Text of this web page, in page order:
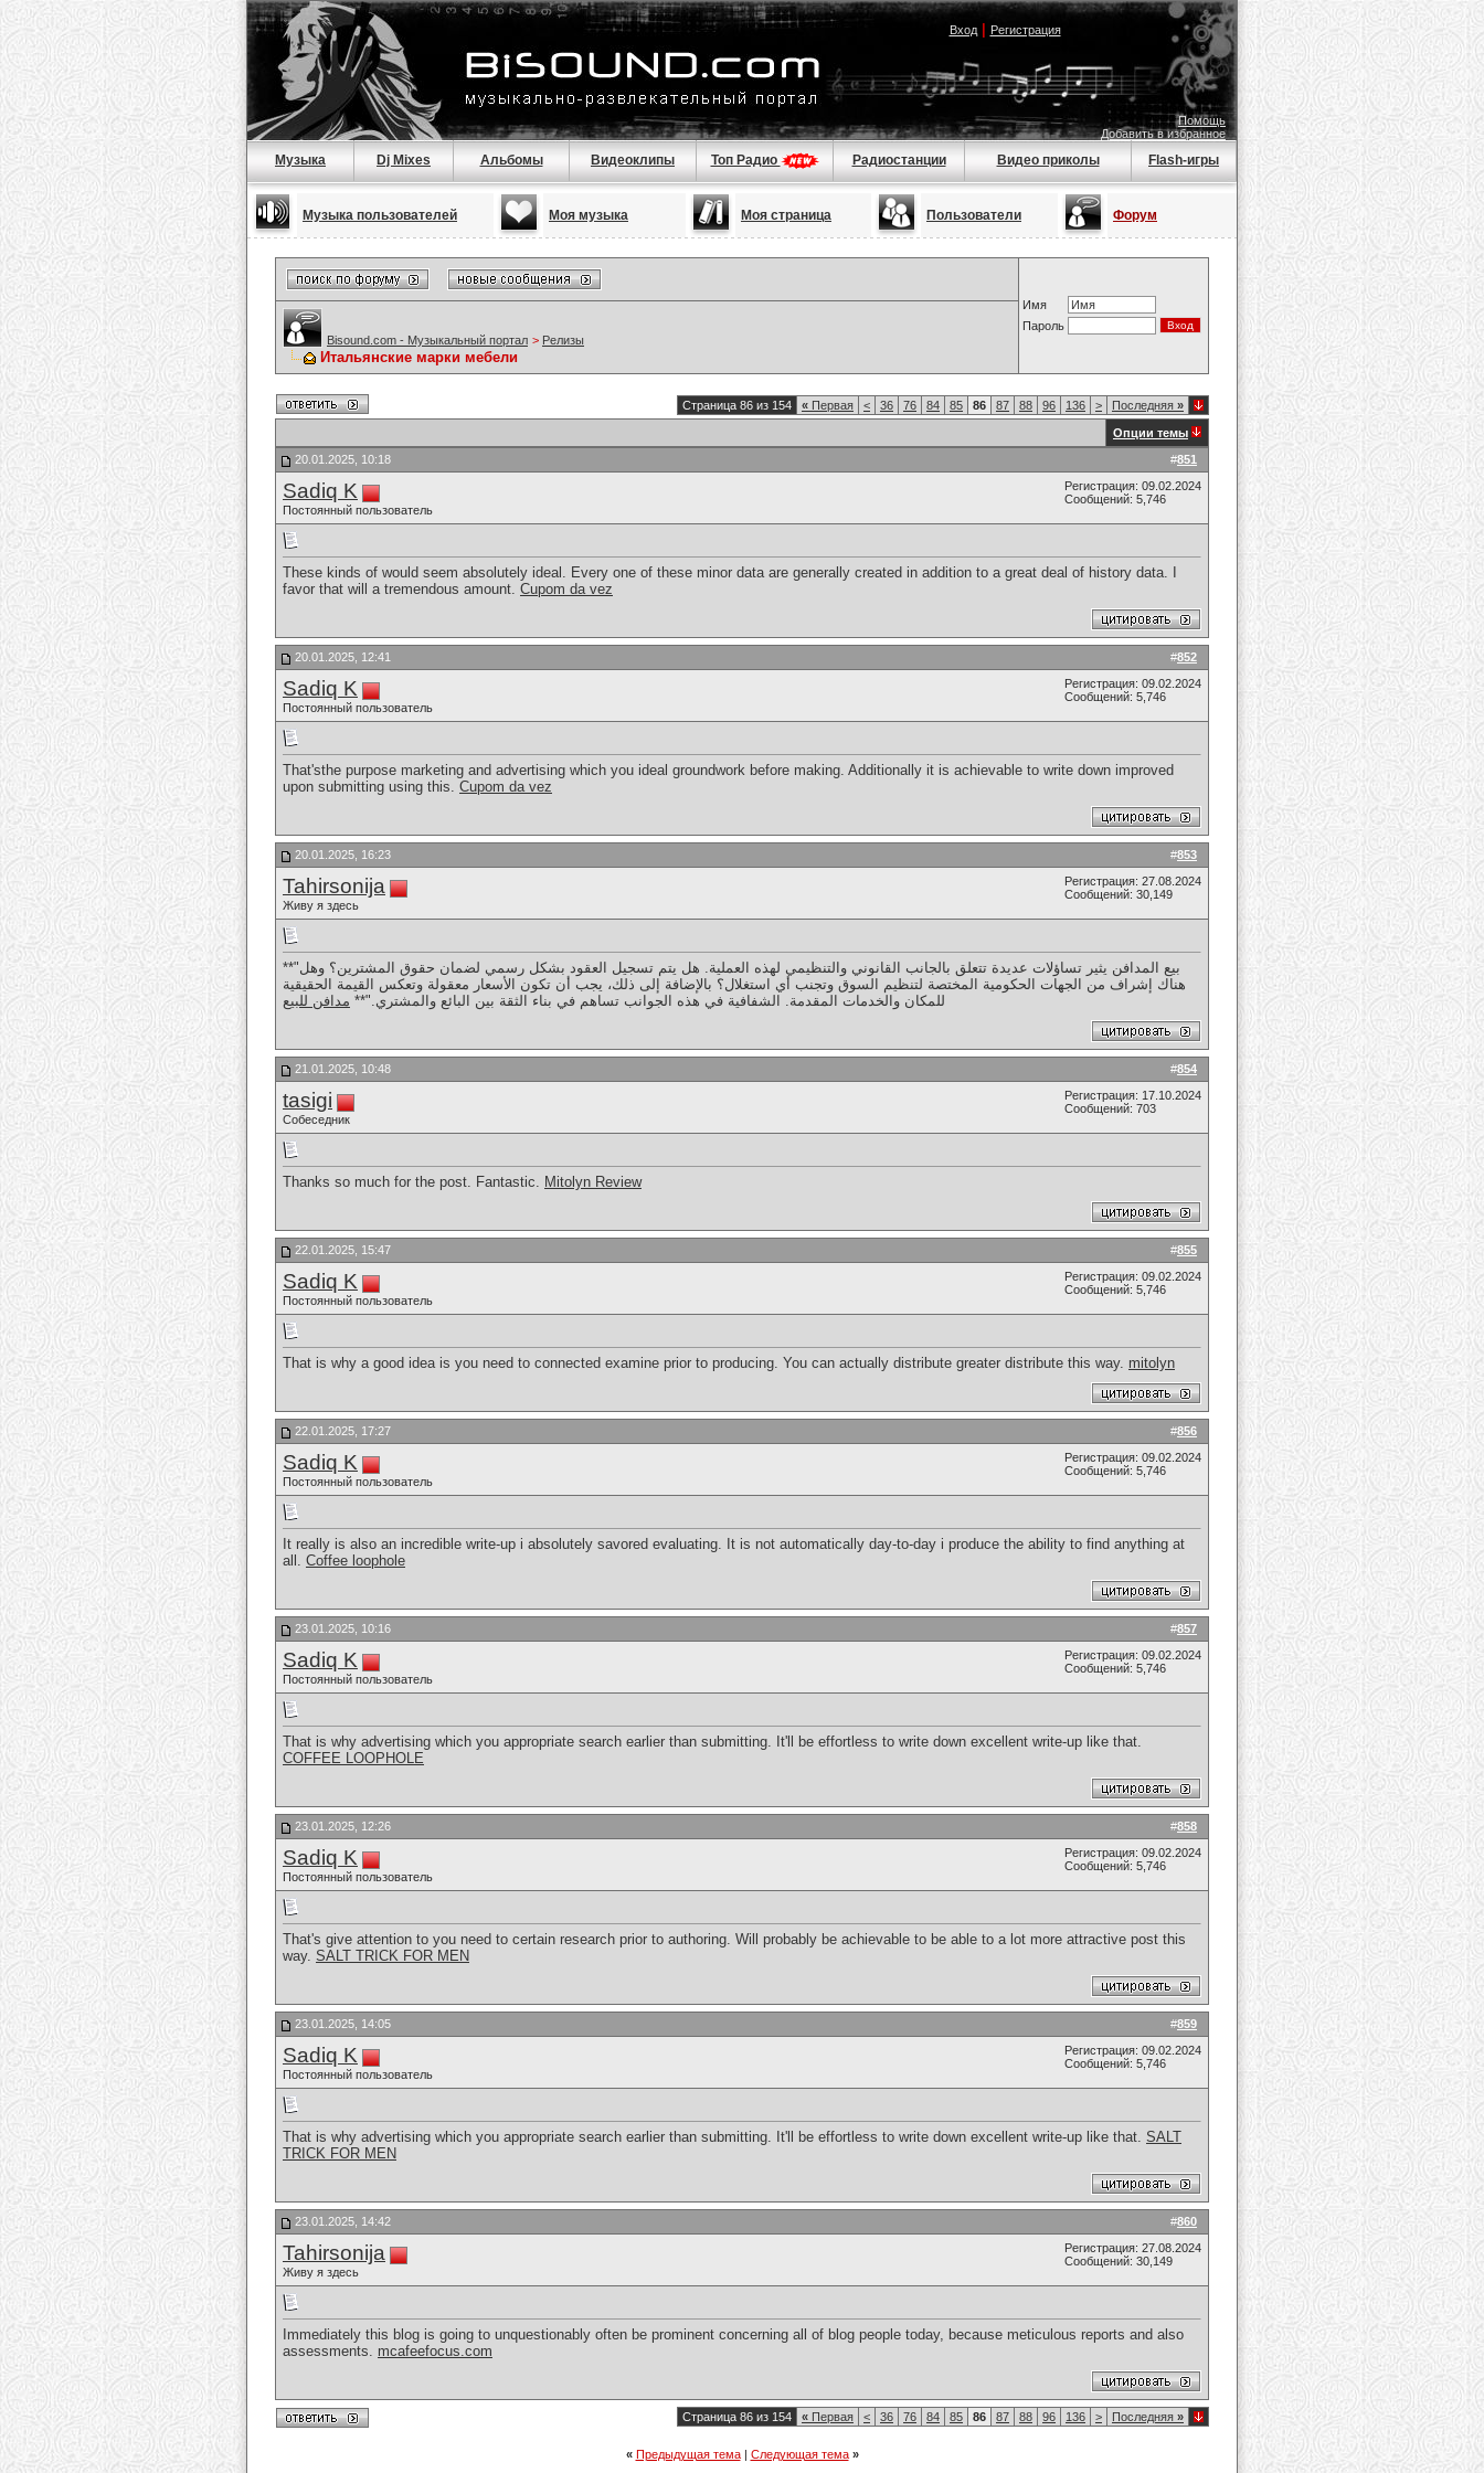
Вход| Регистрация
Помощь
Добавить в избранное
Музыка Dj Mixes Альбомы Видеоклипы Топ Радио Радиостанции Видео приколы Flash-игры
Музыка пользователей Моя музыка Моя страница Пользователи Форум
Имя
Пароль
Bisound.com - Музыкальный портал > Релизы
Итальянские марки мебели
Страница 86 из 154 « Первая < 36 76 84 85 86 87 88 96 136 > Последняя »
Опции темы
#851
20.01.2025, 10:18
Sadiq K
Постоянный пользователь
Регистрация: 09.02.2024
Сообщений: 5,746
These kinds of would seem absolutely ideal. Every one of these minor data are generally created in addition to a great deal of history data. I
favor that will a tremendous amount. Cupom da vez
#852
20.01.2025, 12:41
Sadiq K
Постоянный пользователь
Регистрация: 09.02.2024
Сообщений: 5,746
That'sthe purpose marketing and advertising which you ideal groundwork before making. Additionally it is achievable to write down improved
upon submitting using this. Cupom da vez
#853
20.01.2025, 16:23
Tahirsonija
Живу я здесь
Регистрация: 27.08.2024
Сообщений: 30,149
**"بيع المدافن يثير تساؤلات عديدة تتعلق بالجانب القانوني والتنظيمي لهذه العملية. هل يتم تسجيل العقود بشكل رسمي لضمان حقوق المشترين؟ وهل
هناك إشراف من الجهات الحكومية المختصة لتنظيم السوق وتجنب أي استغلال؟ بالإضافة إلى ذلك، يجب أن تكون الأسعار معقولة وتعكس القيمة الحقيقية
للمكان والخدمات المقدمة. الشفافية في هذه الجوانب تساهم في بناء الثقة بين البائع والمشتري."** مدافن للبيع
#854
21.01.2025, 10:48
tasigi
Собеседник
Регистрация: 17.10.2024
Сообщений: 703
Thanks so much for the post. Fantastic. Mitolyn Review
#855
22.01.2025, 15:47
Sadiq K
Постоянный пользователь
Регистрация: 09.02.2024
Сообщений: 5,746
That is why a good idea is you need to connected examine prior to producing. You can actually distribute greater distribute this way. mitolyn
#856
22.01.2025, 17:27
Sadiq K
Постоянный пользователь
Регистрация: 09.02.2024
Сообщений: 5,746
It really is also an incredible write-up i absolutely savored evaluating. It is not automatically day-to-day i produce the ability to find anything at
all. Coffee loophole
#857
23.01.2025, 10:16
Sadiq K
Постоянный пользователь
Регистрация: 09.02.2024
Сообщений: 5,746
That is why advertising which you appropriate search earlier than submitting. It'll be effortless to write down excellent write-up like that.
COFFEE LOOPHOLE
#858
23.01.2025, 12:26
Sadiq K
Постоянный пользователь
Регистрация: 09.02.2024
Сообщений: 5,746
That's give attention to you need to certain research prior to authoring. Will probably be achievable to be able to a lot more attractive post this
way. SALT TRICK FOR MEN
#859
23.01.2025, 14:05
Sadiq K
Постоянный пользователь
Регистрация: 09.02.2024
Сообщений: 5,746
That is why advertising which you appropriate search earlier than submitting. It'll be effortless to write down excellent write-up like that. SALT
TRICK FOR MEN
#860
23.01.2025, 14:42
Tahirsonija
Живу я здесь
Регистрация: 27.08.2024
Сообщений: 30,149
Immediately this blog is going to unquestionably often be prominent concerning all of blog people today, because meticulous reports and also
assessments. mcafeefocus.com
Страница 86 из 154 « Первая < 36 76 84 85 86 87 88 96 136 > Последняя »
« Предыдущая тема| Следующая тема »